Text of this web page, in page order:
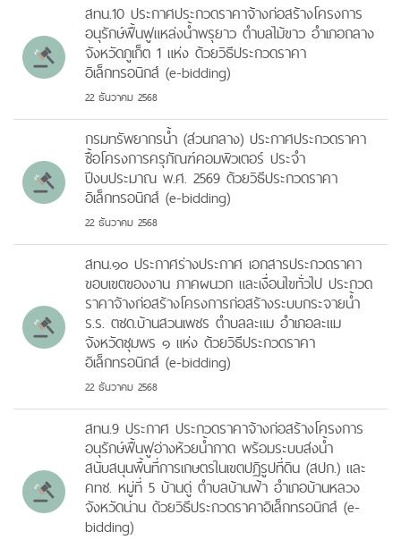
สทน.10 ประกาศประกวดราคาจ้างก่อสร้างโครงการ
อนุรักษ์ฟื้นฟูแหล่งน้ำพรุยาว ตำบลไม้ขาว อำเภอถลาง
จังหวัดภูเก็ต 1 แห่ง ด้วยวิธีประกวดราคา
อิเล็กทรอนิกส์ (e-bidding)
22 ธันวาคม 2568
กรมทรัพยากรน้ำ (ส่วนกลาง) ประกาศประกวดราคา
ซื้อโครงการครุภัณฑ์คอมพิวเตอร์ ประจำ
ปีงบประมาณ พ.ศ. 2569 ด้วยวิธีประกวดราคา
อิเล็กทรอนิกส์ (e-bidding)
22 ธันวาคม 2568
สทน.๑๐ ประกาศร่างประกาศ เอกสารประกวดราคา
ขอบเขตของงาน ภาคผนวก และเงื่อนไขทั่วไป ประกวด
ราคาจ้างก่อสร้างโครงการก่อสร้างระบบกระจายน้ำ
ร.ร. ตชด.บ้านสวนเพชร ตำบลละแม อำเภอละแม
จังหวัดชุมพร ๑ แห่ง ด้วยวิธีประกวดราคา
อิเล็กทรอนิกส์ (e-bidding)
22 ธันวาคม 2568
สทน.9 ประกาศ ประกวดราคาจ้างก่อสร้างโครงการ
อนุรักษ์ฟื้นฟูอ่างห้วยน้ำกาด พร้อมระบบส่งน้ำ
สนับสนุนพื้นที่การเกษตรในเขตปฏิรูปที่ดิน (สปก.) และ
คทช. หมู่ที่ 5 บ้านดู่ ตำบลบ้านฟ้า อำเภอบ้านหลวง
จังหวัดน่าน ด้วยวิธีประกวดราคาอิเล็กทรอนิกส์ (e-
bidding)